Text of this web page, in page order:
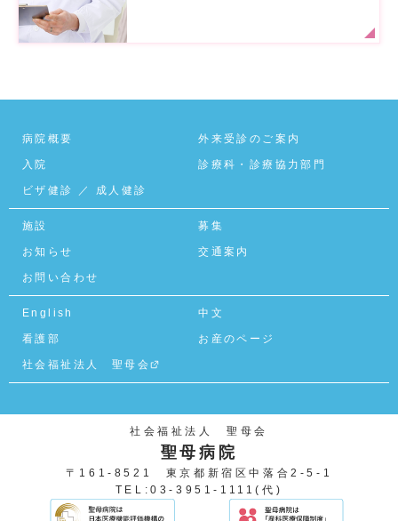
病院概要 外来受診のご案内
入院 診療科・診療協力部門
ビザ健診 ／ 成人健診
施設 募集
お知らせ 交通案内
お問い合わせ
English 中文
看護部 お産のページ
社会福祉法人 聖母会
社会福祉法人 聖母会
聖母病院
〒161-8521 東京都新宿区中落合2-5-1
TEL:03-3951-1111(代)